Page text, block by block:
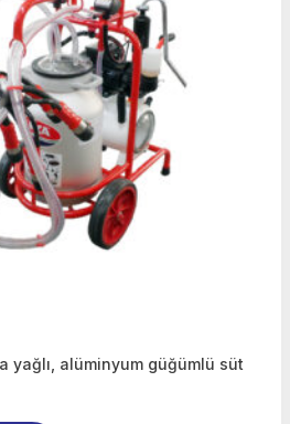
yağlı, alüminyum güğümlü süt